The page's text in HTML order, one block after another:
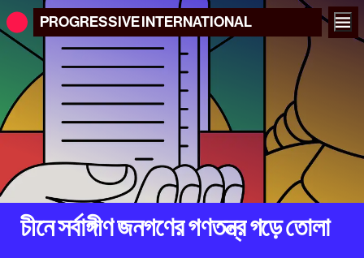
PROGRESSIVEINTERNATIONAL
চীনে সর্বাঙ্গীণ জনগণের গণতন্ত্র গড়ে তোলা